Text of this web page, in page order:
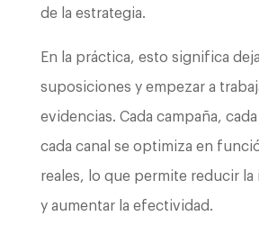
de la estrategia.
En la práctica, esto significa
suposiciones y empezar a
evidencias. Cada campaña,
cada canal se optimiza en
reales, lo que permite reducir
y aumentar la efectividad.